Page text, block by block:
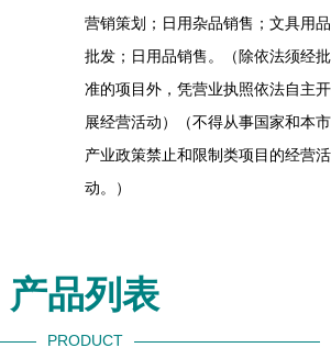
营销策划；日用杂品销售；文具用品
批发；日用品销售。（除依法须经批
准的项目外，凭营业执照依法自主开
展经营活动）（不得从事国家和本市
产业政策禁止和限制类项目的经营活
动。）
产品列表
PRODUCT